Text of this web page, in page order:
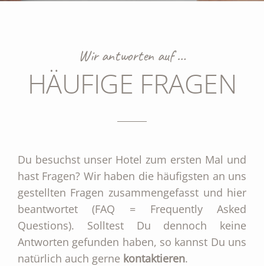
Wir antworten auf …
HÄUFIGE FRAGEN
Du besuchst unser Hotel zum ersten Mal und
hast Fragen? Wir haben die häufigsten an uns
gestellten Fragen zusammengefasst und hier
beantwortet (FAQ = Frequently Asked
Questions). Solltest Du dennoch keine
Antworten gefunden haben, so kannst Du uns
natürlich auch gerne kontaktieren.